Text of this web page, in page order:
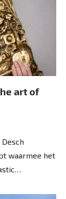
art of
waarmee het